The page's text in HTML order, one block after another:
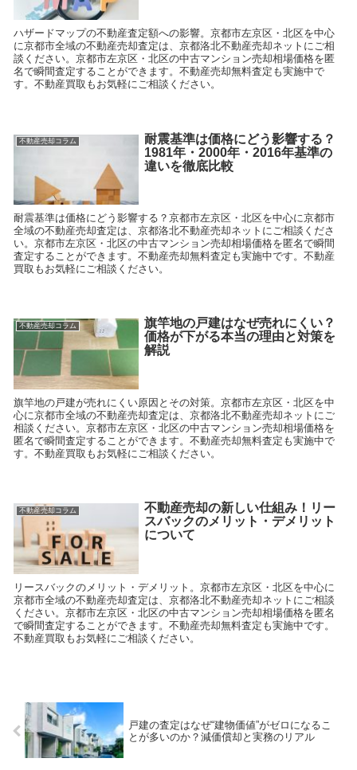
ハザードマップの不動産査定額への影響。京都市左京区・北区を中心
に京都市全域の不動産売却査定は、京都洛北不動産売却ネットにご相
談ください。京都市左京区・北区の中古マンション売却相場価格を匿
名で瞬間査定することができます。不動産売却無料査定も実施中で
す。不動産買取もお気軽にご相談ください。
不動産売却コラム
耐震基準は価格にどう影響する？
1981年・2000年・2016年基準の
違いを徹底比較
耐震基準は価格にどう影響する？京都市左京区・北区を中心に京都市
全域の不動産売却査定は、京都洛北不動産売却ネットにご相談くださ
い。京都市左京区・北区の中古マンション売却相場価格を匿名で瞬間
査定することができます。不動産売却無料査定も実施中です。不動産
買取もお気軽にご相談ください。
不動産売却コラム
旗竿地の戸建はなぜ売れにくい？
価格が下がる本当の理由と対策を
解説
旗竿地の戸建が売れにくい原因とその対策。京都市左京区・北区を中
心に京都市全域の不動産売却査定は、京都洛北不動産売却ネットにご
相談ください。京都市左京区・北区の中古マンション売却相場価格を
匿名で瞬間査定することができます。不動産売却無料査定も実施中で
す。不動産買取もお気軽にご相談ください。
不動産売却コラム
不動産売却の新しい仕組み！リー
スバックのメリット・デメリット
について
リースバックのメリット・デメリット。京都市左京区・北区を中心に
京都市全域の不動産売却査定は、京都洛北不動産売却ネットにご相談
ください。京都市左京区・北区の中古マンション売却相場価格を匿名
で瞬間査定することができます。不動産売却無料査定も実施中です。
不動産買取もお気軽にご相談ください。
戸建の査定はなぜ“建物価値”がゼロになるこ
とが多いのか？減価償却と実務のリアル